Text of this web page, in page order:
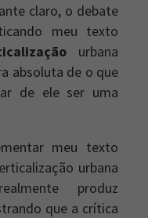
claro, o debate
meu texto
urbana
absoluta de o que
de ele ser uma
meu texto
urbana
produz
que a crítica